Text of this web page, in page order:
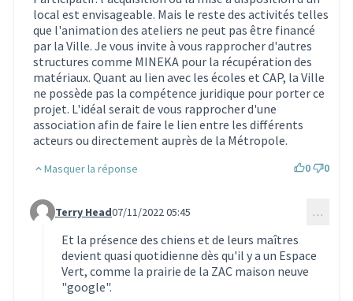
local est envisageable. Mais le reste des activités telles
que l'animation des ateliers ne peut pas être financé
par la Ville. Je vous invite à vous rapprocher d'autres
structures comme MINEKA pour la récupération des
matériaux. Quant au lien avec les écoles et CAP, la Ville
ne possède pas la compétence juridique pour porter ce
projet. L'idéal serait de vous rapprocher d'une
association afin de faire le lien entre les différents
acteurs ou directement auprès de la Métropole.
Masquer la réponse 0 0
Commentaire 2151 (réponse au commentaire 587)
Terry Head07/11/2022 05:45 …
Et la présence des chiens et de leurs maîtres
devient quasi quotidienne dès qu'il y a un Espace
Vert, comme la prairie de la ZAC maison neuve
"google".